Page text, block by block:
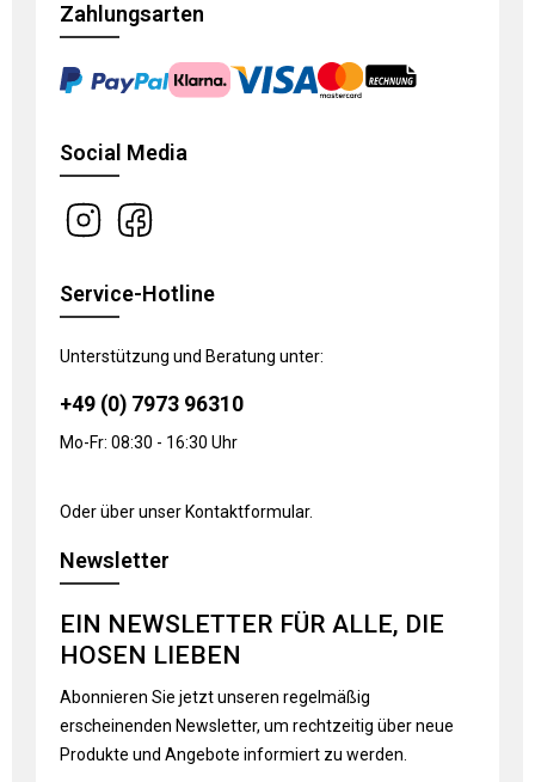
Zahlungsarten
Social Media
Service-Hotline
Unterstützung und Beratung unter:
+49 (0) 7973 96310
Mo-Fr: 08:30 - 16:30 Uhr
Oder über unser Kontaktformular.
Newsletter
EIN NEWSLETTER FÜR ALLE, DIE
HOSEN LIEBEN
Abonnieren Sie jetzt unseren regelmäßig
erscheinenden Newsletter, um rechtzeitig über neue
Produkte und Angebote informiert zu werden.